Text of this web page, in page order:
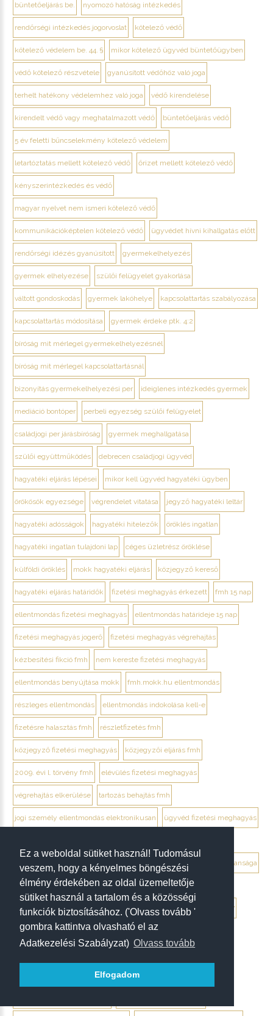
Ez a weboldal sütiket használ! Tudomásul
veszem, hogy a kényelmes böngészési
élmény érdekében az oldal üzemeltetője
sütiket használ a tartalom és a közösségi
funkciók biztosításához. ('Olvass tovább '
gombra kattintva olvasható el az
Adatkezelési Szabályzat) Olvass tovább
Elfogadom
büntetőeljárás be. nyomozó hatóság intézkedés
rendőrségi intézkedés jogorvoslat kötelező védő
kötelező védelem be. 44. § mikor kötelező ügyvéd büntetőügyben
védő kötelező részvétele gyanúsított védőhöz való joga
terhelt hatékony védelemhez való joga védő kirendelése
kirendelt védő vagy meghatalmazott védő büntetőeljárás védő
5 év feletti bűncselekmény kötelező védelem
letartóztatás mellett kötelező védő őrizet mellett kötelező védő
kényszerintézkedés és védő
magyar nyelvet nem ismeri kötelező védő
kommunikációképtelen kötelező védő ügyvédet hívni kihallgatás előtt
rendőrségi idézés gyanúsított gyermekelhelyezés
gyermek elhelyezése szülői felügyelet gyakorlása
váltott gondoskodás gyermek lakóhelye kapcsolattartás szabályozása
kapcsolattartás módosítása gyermek érdeke ptk. 4:2
bíróság mit mérlegel gyermekelhelyezésnél
bíróság mit mérlegel kapcsolattartásnál
bizonyítás gyermekelhelyezési per ideiglenes intézkedés gyermek
mediáció bontóper perbeli egyezség szülői felügyelet
családjogi per járásbíróság gyermek meghallgatása
szülői együttműködés debrecen családjogi ügyvéd
hagyatéki eljárás lépései mikor kell ügyvéd hagyatéki ügyben
örökösök egyezsége végrendelet vitatása jegyző hagyatéki leltár
hagyatéki adósságok hagyatéki hitelezők öröklés ingatlan
hagyatéki ingatlan tulajdoni lap céges üzletrész öröklése
külföldi öröklés mokk hagyatéki eljárás közjegyző kereső
hagyatéki eljárás határidők fizetési meghagyás érkezett fmh 15 nap
ellentmondás fizetési meghagyás ellentmondás határideje 15 nap
fizetési meghagyás jogerő fizetési meghagyás végrehajtás
kézbesítési fikció fmh nem kereste fizetési meghagyás
ellentmondás benyújtása mokk fmh.mokk.hu ellentmondás
részleges ellentmondás ellentmondás indokolása kell-e
fizetésre halasztás fmh részletfizetés fmh
közjegyző fizetési meghagyás közjegyzői eljárás fmh
2009. évi l. törvény fmh elévülés fizetési meghagyás
végrehajtás elkerülése tartozás behajtás fmh
jogi személy ellentmondás elektronikusan ügyvéd fizetési meghagyás
végrendelet megtámadása mikor érdemes végrendelet hatálytalansága
érvénytelenség megállapítása per hagyatéki per végrendelet
megtámadási nyilatkozat megtámadás elévülése 5 év ptk. 7:37
beszámíthatóság végrendelet
tisztességtelen befolyás gépírásos végrendelet tanúk